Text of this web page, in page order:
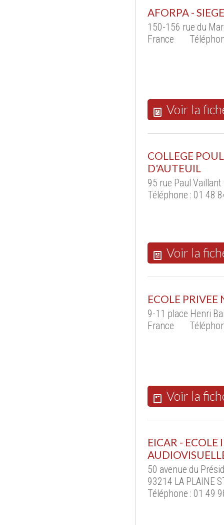
AFORPA -
150-156 rue du
France
Voir la
COLLEGE
D'AUTEUIL
95 rue Paul
Téléphone : 01 48
Voir la
ECOLE
9-11 place Henri
France
Voir la
EICAR -
50 avenue du
93214 LA PLAINE
Téléphone : 01 49